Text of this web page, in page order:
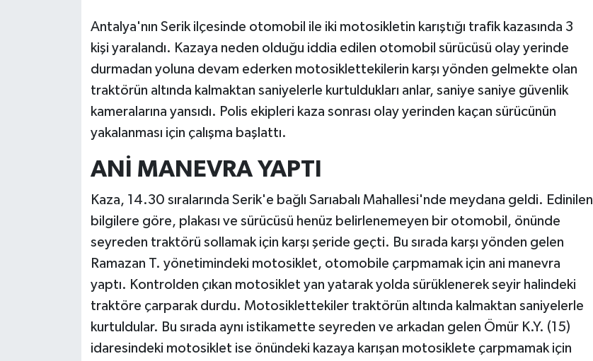
Antalya'nın Serik ilçesinde otomobil ile iki motosikletin karıştığı trafik kazasında 3
kişi yaralandı. Kazaya neden olduğu iddia edilen otomobil sürücüsü olay yerinde
durmadan yoluna devam ederken motosiklettekilerin karşı yönden gelmekte olan
traktörün altında kalmaktan saniyelerle kurtuldukları anlar, saniye saniye güvenlik
kameralarına yansıdı. Polis ekipleri kaza sonrası olay yerinden kaçan sürücünün
yakalanması için çalışma başlattı.
ANİ MANEVRA YAPTI
Kaza, 14.30 sıralarında Serik'e bağlı Sarıabalı Mahallesi'nde meydana geldi. Edinilen
bilgilere göre, plakası ve sürücüsü henüz belirlenemeyen bir otomobil, önünde
seyreden traktörü sollamak için karşı şeride geçti. Bu sırada karşı yönden gelen
Ramazan T. yönetimindeki motosiklet, otomobile çarpmamak için ani manevra
yaptı. Kontrolden çıkan motosiklet yan yatarak yolda sürüklenerek seyir halindeki
traktöre çarparak durdu. Motosiklettekiler traktörün altında kalmaktan saniyelerle
kurtuldular. Bu sırada aynı istikamette seyreden ve arkadan gelen Ömür K.Y. (15)
idaresindeki motosiklet ise önündeki kazaya karışan motosiklete çarpmamak için